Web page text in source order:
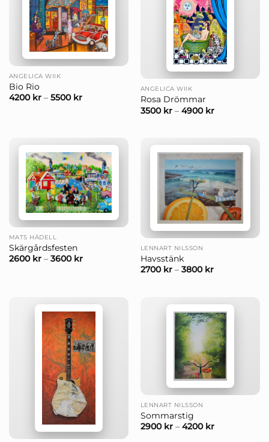
ANGELICA WIIK
Bio Rio
4200 kr– 5500 kr
ANGELICA WIIK
Rosa Drömmar
3500 kr– 4900 kr
MATS HÅDELL
Skärgårdsfesten
2600 kr– 3600 kr
LENNART NILSSON
Havsstänk
2700 kr– 3800 kr
LENNART NILSSON
Sommarstig
2900 kr– 4200 kr